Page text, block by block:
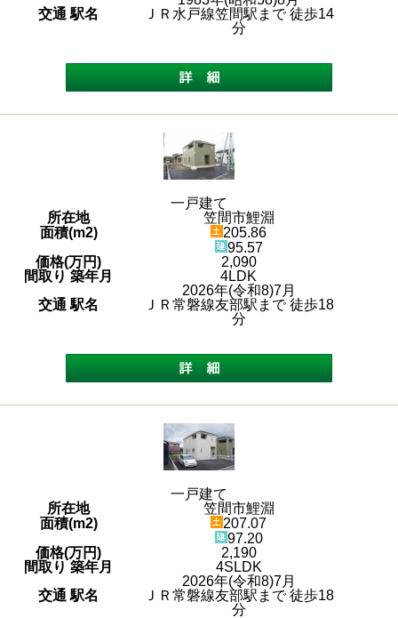
交通 駅名
ＪＲ水戸線笠間駅まで 徒歩14
分
一戸建て
所在地
笠間市鯉淵
面積(m2)
205.86
95.57
価格(万円)
2,090
間取り 築年月
4LDK
2026年(令和8)7月
交通 駅名
ＪＲ常磐線友部駅まで 徒歩18
分
一戸建て
所在地
笠間市鯉淵
面積(m2)
207.07
97.20
価格(万円)
2,190
間取り 築年月
4SLDK
2026年(令和8)7月
交通 駅名
ＪＲ常磐線友部駅まで 徒歩18
分